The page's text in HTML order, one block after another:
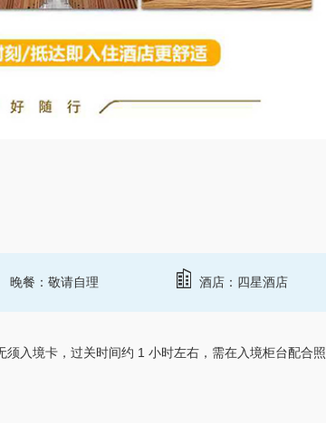
晚餐：敬请自理 酒店：四星酒店
须入境卡，过关时间约 1 小时左右，需在入境柜台配合照